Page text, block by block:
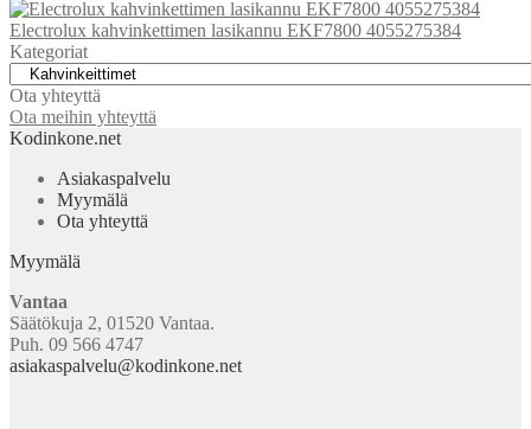
Electrolux kahvinkettimen lasikannu EKF7800 4055275384
Kategoriat
Ota yhteyttä
Ota meihin yhteyttä
Kodinkone.net
Asiakaspalvelu
Myymälä
Ota yhteyttä
Myymälä
Vantaa
Säätökuja 2, 01520 Vantaa.
Puh. 09 566 4747
asiakaspalvelu@kodinkone.net